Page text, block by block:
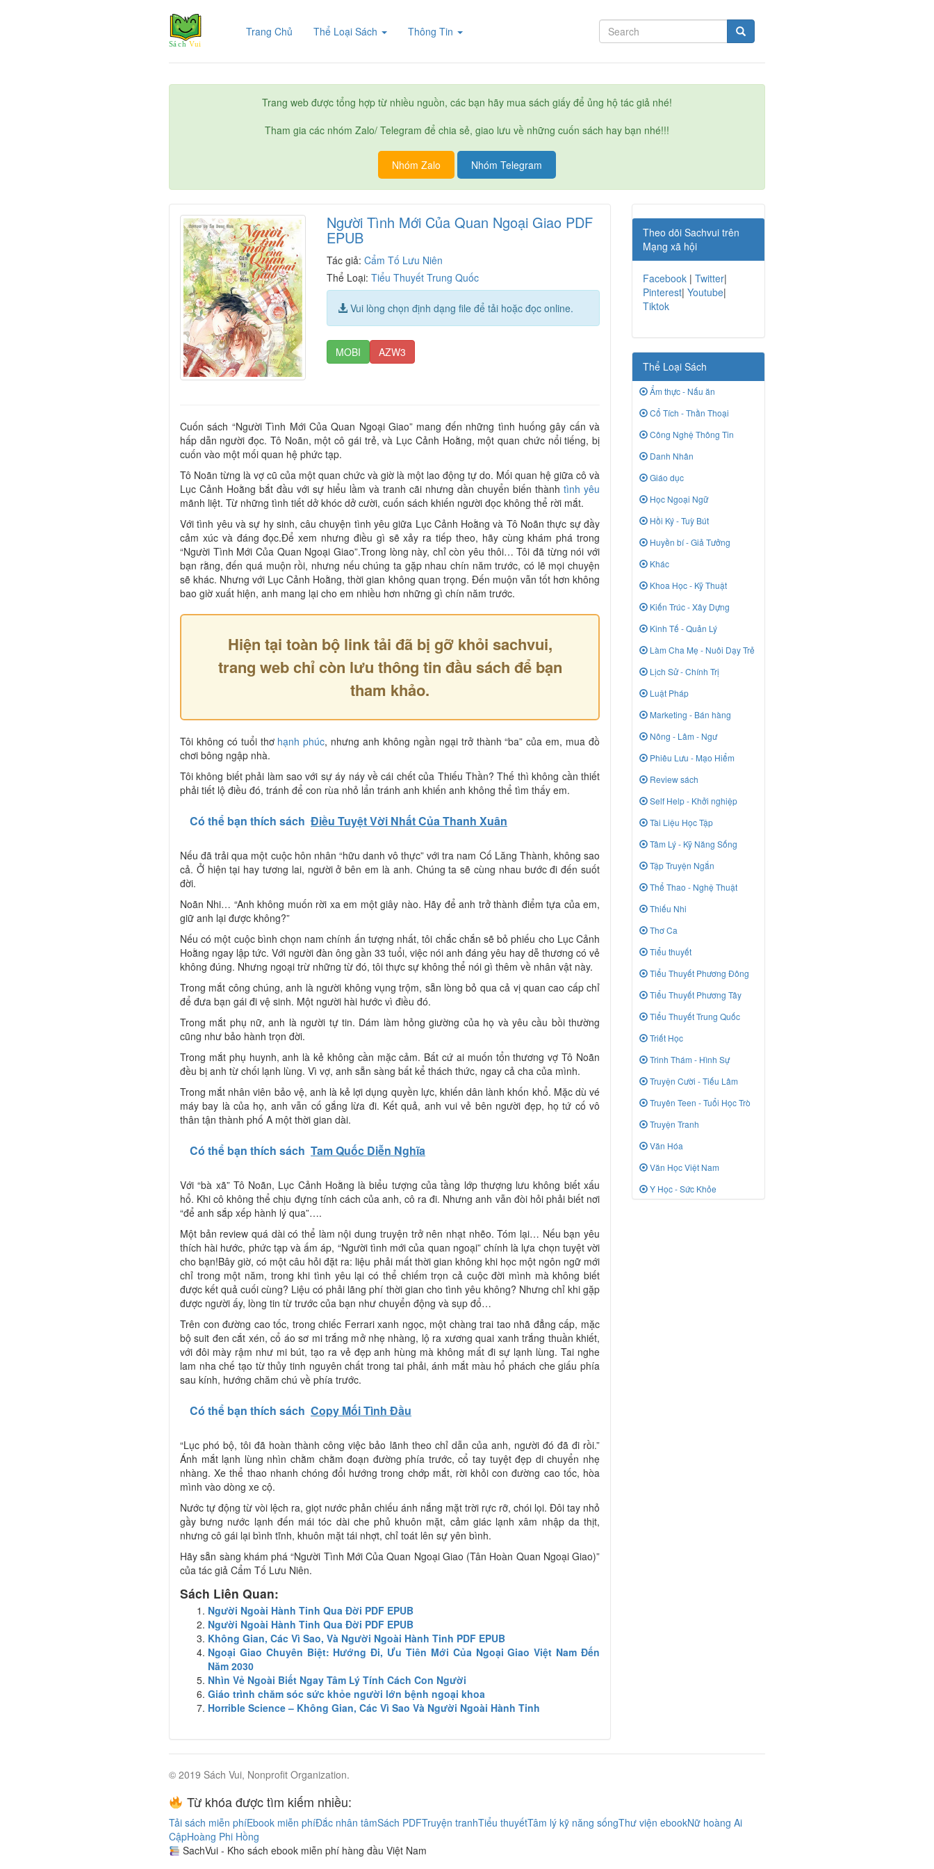
Trang Chủ (current)Thể Loại Sách Thông Tin
Trang web được tổng hợp từ nhiều nguồn, các bạn hãy mua sách giấy để ủng hộ tác giả nhé!
Tham gia các nhóm Zalo/ Telegram để chia sẻ, giao lưu về những cuốn sách hay bạn nhé!!!
Nhóm Zalo Nhóm Telegram
Người Tình Mới Của Quan Ngoại Giao PDF
EPUB
Tác giả:Cẩm Tố Lưu Niên
Thể Loại:Tiểu Thuyết Trung Quốc
Vui lòng chọn định dạng file để tải hoặc đọc online.
MOBI AZW3
Cuốn sách “Người Tình Mới Của Quan Ngoại Giao” mang đến những tình huống gây cấn và
hấp dẫn người đọc. Tô Noãn, một cô gái trẻ, và Lục Cảnh Hoằng, một quan chức nổi tiếng, bị
cuốn vào một mối quan hệ phức tạp.
Tô Noãn từng là vợ cũ của một quan chức và giờ là một lao động tự do. Mối quan hệ giữa cô và
Lục Cảnh Hoằng bắt đầu với sự hiểu lầm và tranh cãi nhưng dần chuyển biến thành tình yêu
mãnh liệt. Từ những tình tiết dở khóc dở cười, cuốn sách khiến người đọc không thể rời mắt.
Với tình yêu và sự hy sinh, câu chuyện tình yêu giữa Lục Cảnh Hoằng và Tô Noãn thực sự đầy
cảm xúc và đáng đọc.Để xem nhưng điều gì sẽ xảy ra tiếp theo, hãy cùng khám phá trong
“Người Tình Mới Của Quan Ngoại Giao”.Trong lòng này, chỉ còn yêu thôi… Tôi đã từng nói với
bạn rằng, đến quá muộn rồi, nhưng nếu chúng ta gặp nhau chín năm trước, có lẽ mọi chuyện
sẽ khác. Nhưng với Lục Cảnh Hoằng, thời gian không quan trọng. Đến muộn vẫn tốt hơn không
bao giờ xuất hiện, anh mang lại cho em nhiều hơn những gì chín năm trước.
Hiện tại toàn bộ link tải đã bị gỡ khỏi sachvui,
trang web chỉ còn lưu thông tin đầu sách để bạn
tham khảo.
Tôi không có tuổi thơ hạnh phúc, nhưng anh không ngần ngại trở thành “ba” của em, mua đồ
chơi bông ngập nhà.
Tôi không biết phải làm sao với sự áy náy về cái chết của Thiếu Thần? Thế thì không cần thiết
phải tiết lộ điều đó, tránh để con rùa nhỏ lẩn tránh anh khiến anh không thể tìm thấy em.
Có thể bạn thích sách Điều Tuyệt Vời Nhất Của Thanh Xuân
Nếu đã trải qua một cuộc hôn nhân “hữu danh vô thực” với tra nam Cố Lăng Thành, không sao
cả. Ở hiện tại hay tương lai, người ở bên em là anh. Chúng ta sẽ cùng nhau bước đi đến suốt
đời.
Noãn Nhi… “Anh không muốn rời xa em một giây nào. Hãy để anh trở thành điểm tựa của em,
giữ anh lại được không?”
Nếu có một cuộc bình chọn nam chính ấn tượng nhất, tôi chắc chắn sẽ bỏ phiếu cho Lục Cảnh
Hoằng ngay lập tức. Với người đàn ông gần 33 tuổi, việc nói anh đáng yêu hay dễ thương có vẻ
không đúng. Nhưng ngoại trừ những từ đó, tôi thực sự không thể nói gì thêm về nhân vật này.
Trong mắt công chúng, anh là người không vụng trộm, sẵn lòng bỏ qua cả vị quan cao cấp chỉ
để đưa bạn gái đi vệ sinh. Một người hài hước vì điều đó.
Trong mắt phụ nữ, anh là người tự tin. Dám làm hỏng giường của họ và yêu cầu bồi thường
cũng như bảo hành trọn đời.
Trong mắt phụ huynh, anh là kẻ không cần mặc cảm. Bất cứ ai muốn tổn thương vợ Tô Noãn
đều bị anh từ chối lạnh lùng. Vì vợ, anh sẵn sàng bất kể thách thức, ngay cả cha của mình.
Trong mắt nhân viên bảo vệ, anh là kẻ lợi dụng quyền lực, khiến dân lành khốn khổ. Mặc dù vé
máy bay là của họ, anh vẫn cố gắng lừa đi. Kết quả, anh vui vẻ bên người đẹp, họ tứ cố vô
thân tận thành phố A một thời gian dài.
Có thể bạn thích sách Tam Quốc Diễn Nghĩa
Với “bà xã” Tô Noãn, Lục Cảnh Hoằng là biểu tượng của tầng lớp thượng lưu không biết xấu
hổ. Khi cô không thể chịu đựng tính cách của anh, cô ra đi. Nhưng anh vẫn đòi hỏi phải biết nơi
“để anh sắp xếp hành lý qua”….
Một bản review quá dài có thể làm nội dung truyện trở nên nhạt nhẽo. Tóm lại… Nếu bạn yêu
thích hài hước, phức tạp và ấm áp, “Người tình mới của quan ngoại” chính là lựa chọn tuyệt vời
cho bạn!Bây giờ, có một câu hỏi đặt ra: liệu phải mất thời gian không khi học một ngôn ngữ mới
chỉ trong một năm, trong khi tình yêu lại có thể chiếm trọn cả cuộc đời mình mà không biết
được kết quả cuối cùng? Liệu có phải lãng phí thời gian cho tình yêu không? Nhưng chỉ khi gặp
được người ấy, lòng tin từ trước của bạn như chuyển động và sụp đổ…
Trên con đường cao tốc, trong chiếc Ferrari xanh ngọc, một chàng trai tao nhã đẳng cấp, mặc
bộ suit đen cắt xén, cổ áo sơ mi trắng mở nhẹ nhàng, lộ ra xương quai xanh trắng thuần khiết,
với đôi mày rậm như mi bút, tạo ra vẻ đẹp anh hùng mà không mất đi sự lạnh lùng. Tai nghe
lam nha chế tạo từ thủy tinh nguyên chất trong tai phải, ánh mắt màu hổ phách che giấu phía
sau kính, hướng chăm chú về phía trước.
Có thể bạn thích sách Copy Mối Tình Đầu
“Lục phó bộ, tôi đã hoàn thành công việc bảo lãnh theo chỉ dẫn của anh, người đó đã đi rồi.”
Ánh mắt lạnh lùng nhìn chằm chằm đoạn đường phía trước, cổ tay tuyệt đẹp di chuyển nhẹ
nhàng. Xe thể thao nhanh chóng đổi hướng trong chớp mắt, rời khỏi con đường cao tốc, hòa
mình vào dòng xe cộ.
Nước tự động từ vòi lệch ra, giọt nước phản chiếu ánh nắng mặt trời rực rỡ, chói lọi. Đôi tay nhỏ
gầy bưng nước lạnh đến mái tóc dài che phủ khuôn mặt, cảm giác lạnh xâm nhập da thịt,
nhưng cô gái lại bình tĩnh, khuôn mặt tái nhợt, chỉ toát lên sự yên bình.
Hãy sẵn sàng khám phá “Người Tình Mới Của Quan Ngoại Giao (Tân Hoàn Quan Ngoại Giao)”
của tác giả Cẩm Tố Lưu Niên.
Sách Liên Quan:
Người Ngoài Hành Tinh Qua Đời PDF EPUB
Người Ngoài Hành Tinh Qua Đời PDF EPUB
Không Gian, Các Vì Sao, Và Người Ngoài Hành Tinh PDF EPUB
Ngoại Giao Chuyên Biệt: Hướng Đi, Ưu Tiên Mới Của Ngoại Giao Việt Nam Đến
Năm 2030
Nhìn Vẻ Ngoài Biết Ngay Tâm Lý Tính Cách Con Người
Giáo trình chăm sóc sức khỏe người lớn bệnh ngoại khoa
Horrible Science – Không Gian, Các Vì Sao Và Người Ngoài Hành Tinh
Theo dõi Sachvui trên
Mạng xã hội
Facebook | Twitter|
Pinterest| Youtube|
Tiktok
Thể Loại Sách
Ẩm thực - Nấu ăn
Cổ Tích - Thần Thoại
Công Nghệ Thông Tin
Danh Nhân
Giáo dục
Học Ngoại Ngữ
Hồi Ký - Tuỳ Bút
Huyền bí - Giả Tưởng
Khác
Khoa Học - Kỹ Thuật
Kiến Trúc - Xây Dựng
Kinh Tế - Quản Lý
Làm Cha Mẹ - Nuôi Dạy Trẻ
Lịch Sử - Chính Trị
Luật Pháp
Marketing - Bán hàng
Nông - Lâm - Ngư
Phiêu Lưu - Mạo Hiểm
Review sách
Self Help - Khởi nghiệp
Tài Liệu Học Tập
Tâm Lý - Kỹ Năng Sống
Tập Truyện Ngắn
Thể Thao - Nghệ Thuật
Thiếu Nhi
Thơ Ca
Tiểu thuyết
Tiểu Thuyết Phương Đông
Tiểu Thuyết Phương Tây
Tiểu Thuyết Trung Quốc
Triết Học
Trinh Thám - Hình Sự
Truyện Cười - Tiếu Lâm
Truyên Teen - Tuổi Học Trò
Truyện Tranh
Văn Hóa
Văn Học Việt Nam
Y Học - Sức Khỏe
© 2019 Sách Vui, Nonprofit Organization.
Từ khóa được tìm kiếm nhiều:
Tải sách miễn phíEbook miễn phíĐắc nhân tâmSách PDFTruyện tranhTiểu thuyếtTâm lý kỹ năng sốngThư viện ebookNữ hoàng Ai
CậpHoàng Phi Hồng
SachVui - Kho sách ebook miễn phí hàng đầu Việt Nam